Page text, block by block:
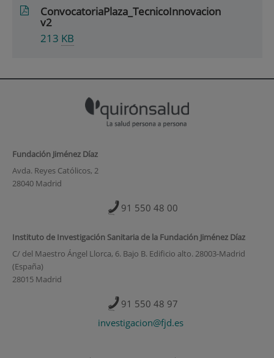
ConvocatoriaPlaza_TecnicoInnovacion
v2
213 KB
Fundación Jiménez Díaz
Avda. Reyes Católicos, 2
28040 Madrid
91 550 48 00
Instituto de Investigación Sanitaria de la Fundación Jiménez Díaz
C/ del Maestro Ángel Llorca, 6. Bajo B. Edificio alto. 28003-Madrid
(España)
28015 Madrid
91 550 48 97
investigacion@fjd.es